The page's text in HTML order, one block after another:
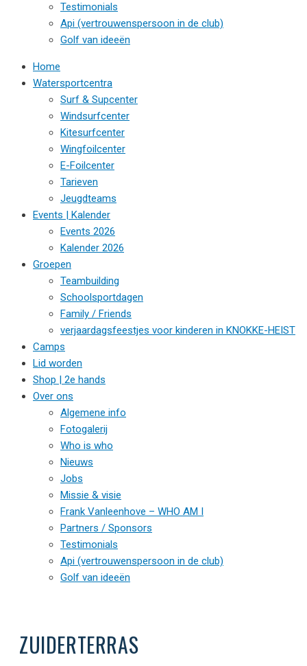
Testimonials
Api (vertrouwenspersoon in de club)
Golf van ideeën
Home
Watersportcentra
Surf & Supcenter
Windsurfcenter
Kitesurfcenter
Wingfoilcenter
E-Foilcenter
Tarieven
Jeugdteams
Events | Kalender
Events 2026
Kalender 2026
Groepen
Teambuilding
Schoolsportdagen
Family / Friends
verjaardagsfeestjes voor kinderen in KNOKKE-HEIST
Camps
Lid worden
Shop | 2e hands
Over ons
Algemene info
Fotogalerij
Who is who
Nieuws
Jobs
Missie & visie
Frank Vanleenhove – WHO AM I
Partners / Sponsors
Testimonials
Api (vertrouwenspersoon in de club)
Golf van ideeën
ZUIDERTERRAS